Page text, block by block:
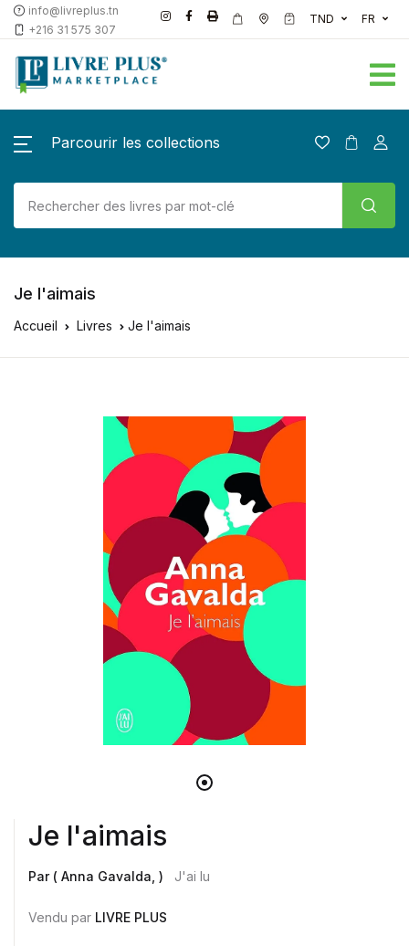
info@livreplus.tn
+216 31 575 307
TND FR
Parcourir les collections
Je l'aimais
Accueil Livres Je l'aimais
Je l'aimais
Par ( Anna Gavalda, ) J'ai lu
Vendu par LIVRE PLUS